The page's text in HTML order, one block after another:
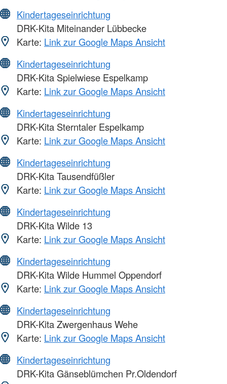
Kindertageseinrichtung
DRK-Kita Miteinander Lübbecke
Karte: Link zur Google Maps Ansicht
Kindertageseinrichtung
DRK-Kita Spielwiese Espelkamp
Karte: Link zur Google Maps Ansicht
Kindertageseinrichtung
DRK-Kita Sterntaler Espelkamp
Karte: Link zur Google Maps Ansicht
Kindertageseinrichtung
DRK-Kita Tausendfüßler
Karte: Link zur Google Maps Ansicht
Kindertageseinrichtung
DRK-Kita Wilde 13
Karte: Link zur Google Maps Ansicht
Kindertageseinrichtung
DRK-Kita Wilde Hummel Oppendorf
Karte: Link zur Google Maps Ansicht
Kindertageseinrichtung
DRK-Kita Zwergenhaus Wehe
Karte: Link zur Google Maps Ansicht
Kindertageseinrichtung
DRK-Kita Gänseblümchen Pr.Oldendorf